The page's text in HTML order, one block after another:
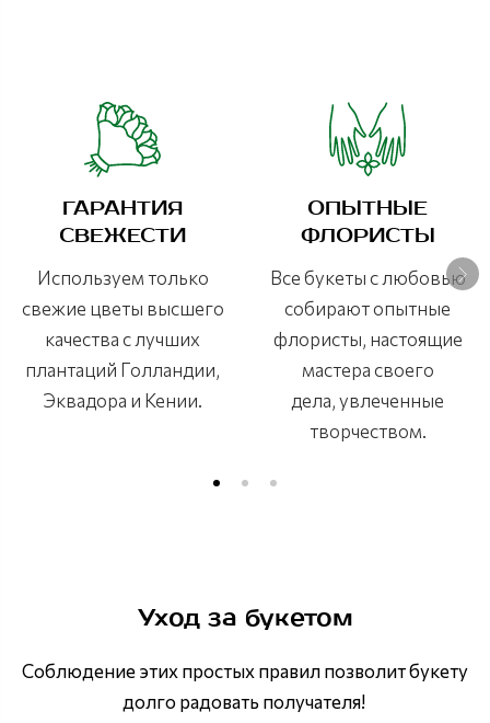
ГАРАНТИЯ
СВЕЖЕСТИ
Используем только
свежие цветы высшего
качества с лучших
плантаций Голландии,
Эквадора и Кении.
ОПЫТНЫЕ
ФЛОРИСТЫ
Все букеты с любовью
собирают опытные
флористы, настоящие
мастера своего
дела, увлеченные
творчеством.
Уход за букетом
Соблюдение этих простых правил позволит букету
долго радовать получателя!